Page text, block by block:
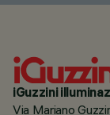
iGuzzini
Via Mariano